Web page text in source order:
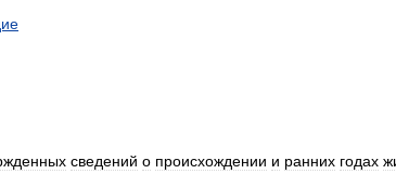
сведений о происхождении и ранних годах